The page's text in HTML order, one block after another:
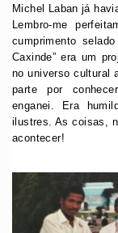
Michel Laban já
Lembro-me
cumprimento
Caxinde” era um
no universo cultural
parte por
enganei. Era
ilustres. As coisas,
acontecer!